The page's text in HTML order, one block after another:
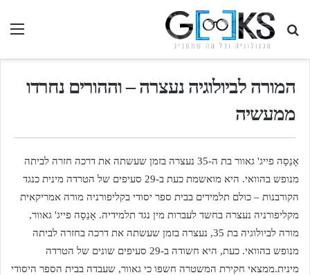
חיפוש
בגיקס...
המורה לביולוגיה נעצרה – וההורים נחרדו
ממעשיה
אָנֵסָה פייג' גאוור בת ה-35 נעצרה בזמן שעשתה את דרכה חזרה לביתה
מנופש בהוואי. היא מואשמת כעת ב-29 סעיפים של הטרדה מינית כנגד
הקורבנות – כולם תלמידים בבית ספר יסודי בקליפורניה מורה אמריקאית
מקליפורניה נעצרה בחשד לעברות מין נגד תלמידיה. אָנֵסָה פייג' גאוור,
מורה לביולוגיה בת 35, נעצרה בזמן שעשתה את דרכה בחזרה לביתה
מנופש בהוואי. כעת, היא חשודה ב-29 סעיפים שונים של הטרדה
מינית.ממצאי חקירת המשטרה חשפו כי גאוור, שעבדה בבית הספר היסודי